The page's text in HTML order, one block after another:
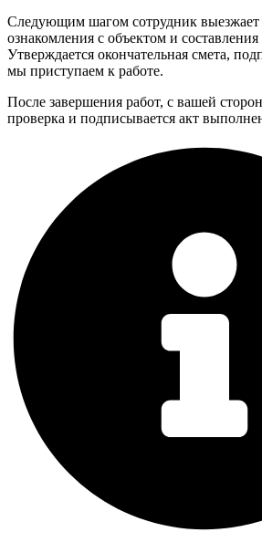
Следующим шагом сотрудник выезжает
ознакомления с объектом и
Утверждается окончательная смета,
мы приступаем к работе.
После завершения работ, с вашей
проверка и подписывается акт